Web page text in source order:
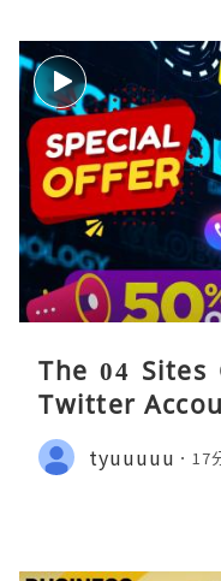
The 04
Twitter
tyuuuuu 17